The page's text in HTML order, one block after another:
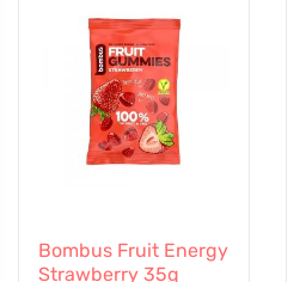
Bombus Fruit Energy
Strawberry 35g